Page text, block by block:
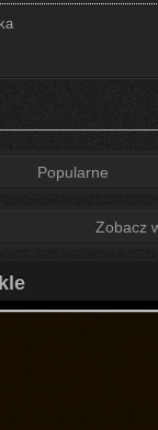
Popularne
Zobacz